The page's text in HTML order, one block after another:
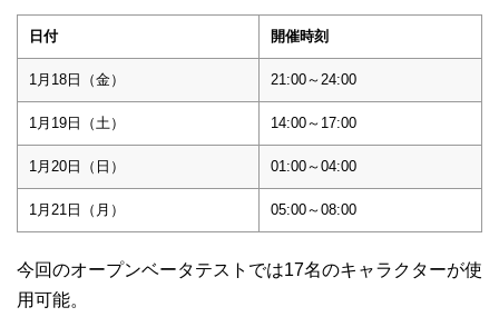
日付 開催時刻
1月18日（金） 21:00～24:00
1月19日（土） 14:00～17:00
1月20日（日） 01:00～04:00
1月21日（月） 05:00～08:00
今回のオープンベータテストでは17名のキャラクターが使
用可能。